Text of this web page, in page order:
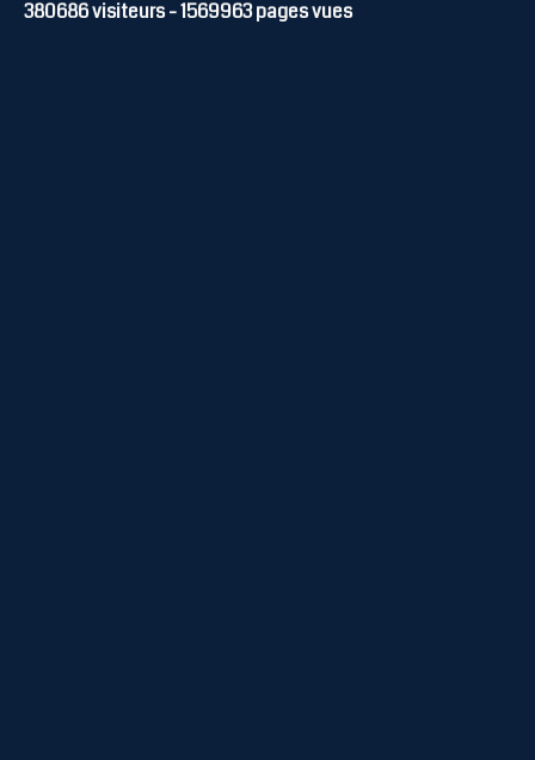
380686visiteurs -1569963pages vues